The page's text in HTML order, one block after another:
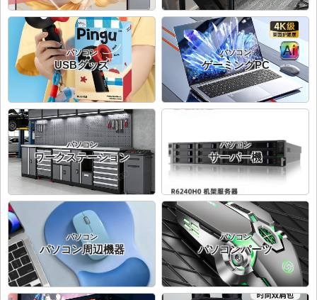
パソコン
USBグッズ
パソコン
ゲーミングPC
パソコン
ワークステーション
パソコン
サーバー機
パソコン
パソコン周辺機器
パソコン
パソコンパーツ